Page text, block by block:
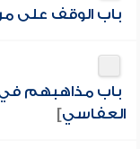
باب الوقف على
باب مذاهبهم في
العفاسي]